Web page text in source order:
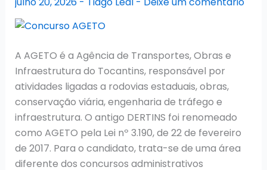
com
nomeações
outros
três
certames
têm
fases
pendentes
A AGETO é a Agência de Transportes, Obras e
Infraestrutura do Tocantins, responsável por
atividades ligadas a rodovias estaduais, obras,
conservação viária, engenharia de tráfego e
infraestrutura. O antigo DERTINS foi renomeado
como AGETO pela Lei nº 3.190, de 22 de fevereiro
de 2017. Para o candidato, trata-se de uma área
diferente dos concursos administrativos